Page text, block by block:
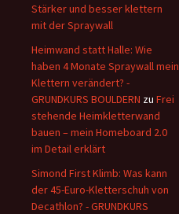
Stärker und besser klettern
mit der Spraywall
Heimwand statt Halle: Wie
haben 4 Monate Spraywall mein
Klettern verändert? -
GRUNDKURS BOULDERN zu Frei
stehende Heimkletterwand
bauen – mein Homeboard 2.0
im Detail erklärt
Simond First Klimb: Was kann
der 45-Euro-Kletterschuh von
Decathlon? - GRUNDKURS